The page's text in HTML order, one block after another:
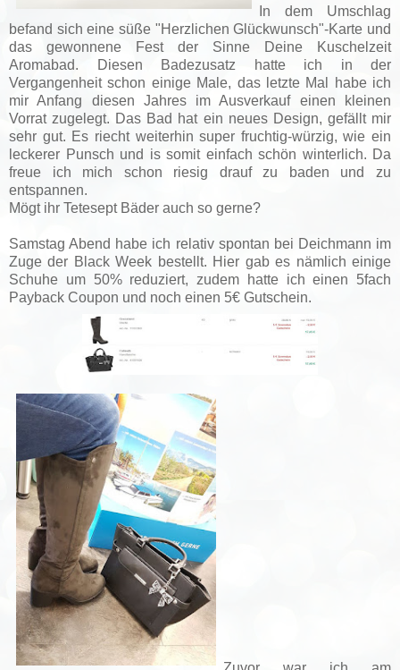
In dem Umschlag
befand sich eine süße "Herzlichen Glückwunsch"-Karte und
das gewonnene Fest der Sinne Deine Kuschelzeit
Aromabad. Diesen Badezusatz hatte ich in der
Vergangenheit schon einige Male, das letzte Mal habe ich
mir Anfang diesen Jahres im Ausverkauf einen kleinen
Vorrat zugelegt. Das Bad hat ein neues Design, gefällt mir
sehr gut. Es riecht weiterhin super fruchtig-würzig, wie ein
leckerer Punsch und is somit einfach schön winterlich. Da
freue ich mich schon riesig drauf zu baden und zu
entspannen.
Mögt ihr Tetesept Bäder auch so gerne?
Samstag Abend habe ich relativ spontan bei Deichmann im
Zuge der Black Week bestellt. Hier gab es nämlich einige
Schuhe um 50% reduziert, zudem hatte ich einen 5fach
Payback Coupon und noch einen 5€ Gutschein.